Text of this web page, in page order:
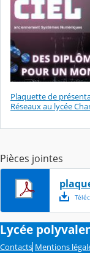
Plaquette de
Réseaux au lycée
Pièces jointes
Lycée
Contacts Mentions